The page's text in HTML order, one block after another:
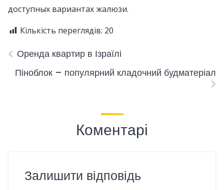
доступных вариантах жалюзи.
Кількість переглядів: 20
Оренда квартир в Ізраїлі
Піноблок – популярний кладочний будматеріал
Коментарі
Залишити відповідь